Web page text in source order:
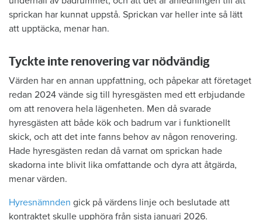
sprickan har kunnat uppstå. Sprickan var heller inte så lätt
att upptäcka, menar han.
Tyckte inte renovering var nödvändig
Värden har en annan uppfattning, och påpekar att företaget
redan 2024 vände sig till hyresgästen med ett erbjudande
om att renovera hela lägenheten. Men då svarade
hyresgästen att både kök och badrum var i funktionellt
skick, och att det inte fanns behov av någon renovering.
Hade hyresgästen redan då varnat om sprickan hade
skadorna inte blivit lika omfattande och dyra att åtgärda,
menar värden.
Hyresnämnden gick på värdens linje och beslutade att
kontraktet skulle upphöra från sista januari 2026.